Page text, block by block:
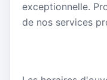
exceptionnelle.
de nos services